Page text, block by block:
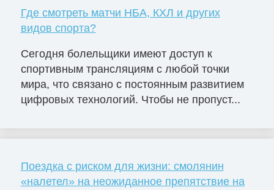
Где смотреть матчи НБА, КХЛ и других
видов спорта?
Сегодня болельщики имеют доступ к
спортивным трансляциям с любой точки
мира, что связано с постоянным развитием
цифровых технологий. Чтобы не пропуст...
Поездка с риском для жизни: смолянин
«налетел» на неожиданное препятствие на